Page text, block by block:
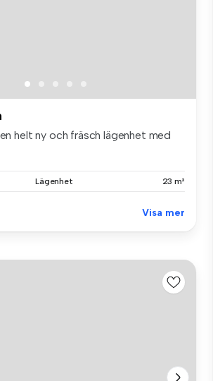
helt ny och fräsch lägenhet med
Lägenhet 23 m²
Visa mer